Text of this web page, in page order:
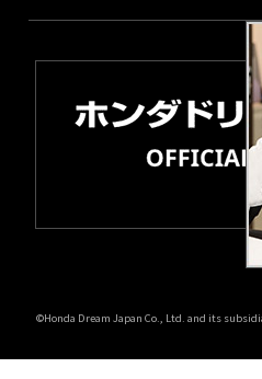
©Honda Dream Japan Co., Ltd. and its